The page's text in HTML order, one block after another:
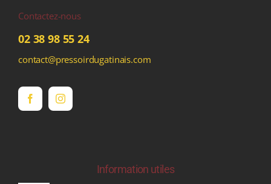
Contactez-nous
02 38 98 55 24
contact@pressoirdugatinais.com
Information utiles